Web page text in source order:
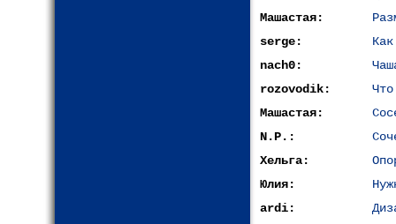
Машастая:
serge:
nach0:
rozovodik:
Машастая:
N.P.:
Хельга:
Юлия:
ardi: